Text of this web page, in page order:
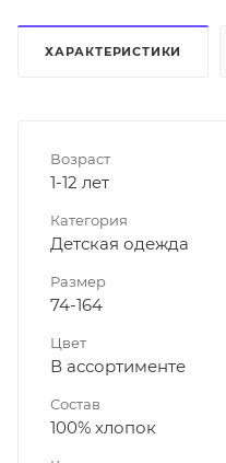
ХАРАКТЕРИСТИКИ
Возраст
1-12 лет
Категория
Детская одежда
Размер
74-164
Цвет
В ассортименте
Состав
100% хлопок